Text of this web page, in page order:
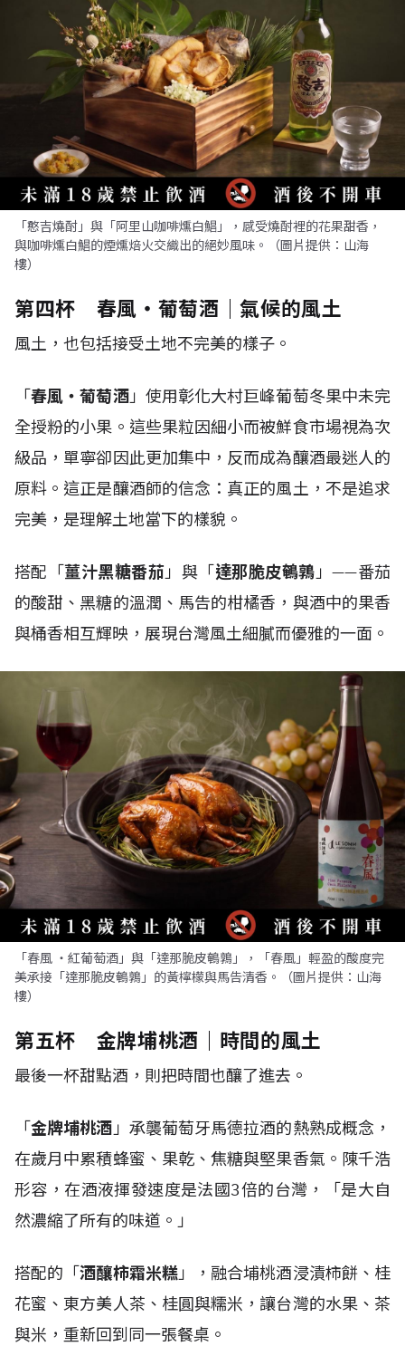
「憨吉燒酎」與「阿里山咖啡燻白鯧」，感受燒酎裡的花果甜香，
與咖啡燻白鯧的煙燻焙火交織出的絕妙風味。（圖片提供：山海
樓）
第四杯 春風・葡萄酒｜氣候的風土
風土，也包括接受土地不完美的樣子。
「春風・葡萄酒」使用彰化大村巨峰葡萄冬果中未完
全授粉的小果。這些果粒因細小而被鮮食市場視為次
級品，單寧卻因此更加集中，反而成為釀酒最迷人的
原料。這正是釀酒師的信念：真正的風土，不是追求
完美，是理解土地當下的樣貌。
搭配「薑汁黑糖番茄」與「達那脆皮鵪鶉」——番茄
的酸甜、黑糖的溫潤、馬告的柑橘香，與酒中的果香
與桶香相互輝映，展現台灣風土細膩而優雅的一面。
「春風 ・紅葡萄酒」與「達那脆皮鵪鶉」，「春風」輕盈的酸度完
美承接「達那脆皮鵪鶉」的黃檸檬與馬告清香。（圖片提供：山海
樓）
第五杯 金牌埔桃酒｜時間的風土
最後一杯甜點酒，則把時間也釀了進去。
「金牌埔桃酒」承襲葡萄牙馬德拉酒的熱熟成概念，
在歲月中累積蜂蜜、果乾、焦糖與堅果香氣。陳千浩
形容，在酒液揮發速度是法國3倍的台灣，「是大自
然濃縮了所有的味道。」
搭配的「酒釀柿霜米糕」，融合埔桃酒浸漬柿餅、桂
花蜜、東方美人茶、桂圓與糯米，讓台灣的水果、茶
與米，重新回到同一張餐桌。